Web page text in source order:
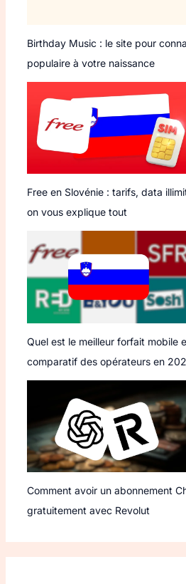
Birthday Music : le site pour
populaire à votre naissance
Free en Slovénie : tarifs, data
on vous explique tout
Quel est le meilleur forfait mobile
comparatif des opérateurs en
Comment avoir un abonnement
gratuitement avec Revolut